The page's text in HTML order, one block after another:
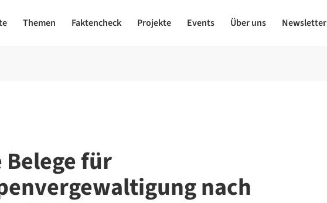
Themen Faktencheck Projekte Events Über uns Newsletter
Belege für
nach